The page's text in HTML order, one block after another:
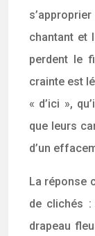
chantant et
perdent le
crainte est
« d’ici »,
que leurs
d’un
La réponse
de clichés
drapeau